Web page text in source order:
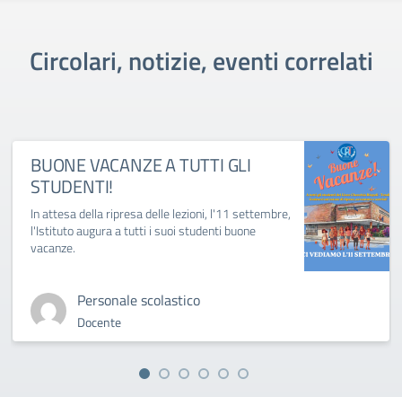
Circolari, notizie, eventi correlati
BUONE VACANZE A TUTTI GLI
STUDENTI!
In attesa della ripresa delle lezioni, l'11 settembre,
l'Istituto augura a tutti i suoi studenti buone
vacanze.
Personale scolastico
Docente